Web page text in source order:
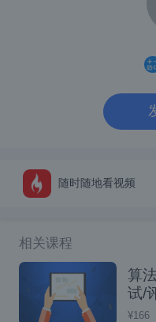
通过Oracle SQL
定义元数据
随时随地看视频
相关课程
算
试/
¥166